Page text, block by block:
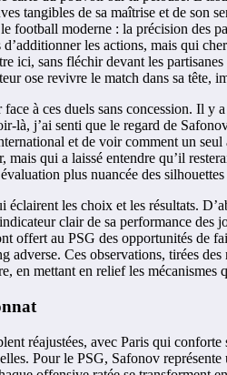
tangibles de sa maîtrise et de
moderne : la précision des
les actions, mais qui
ici, sans fléchir devant les
ose revivre le match dans sa tête,
à ces duels sans concession. Il
là, j’ai senti que le regard de
et de voir comment un
mais qui a laissé entendre qu’il
plus nuancée des
les choix et les résultats.
clair de sa performance
offert au PSG des opportunités
adverse. Ces observations, tirées
en mettant en relief les
réajustées, avec Paris qui
Pour le PSG, Safonov